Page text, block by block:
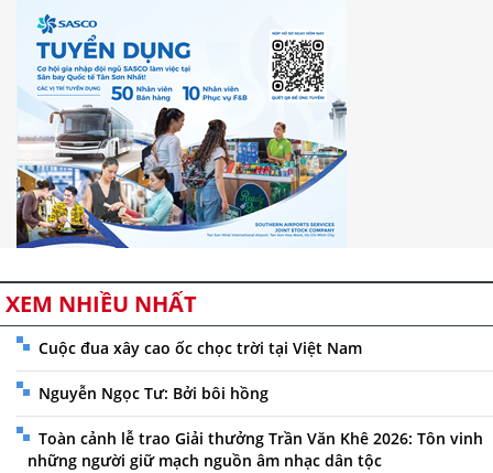
XEM NHIỀU NHẤT
Cuộc đua xây cao ốc chọc trời tại Việt Nam
Nguyễn Ngọc Tư: Bởi bôi hồng
Toàn cảnh lễ trao Giải thưởng Trần Văn Khê 2026: Tôn vinh
những người giữ mạch nguồn âm nhạc dân tộc